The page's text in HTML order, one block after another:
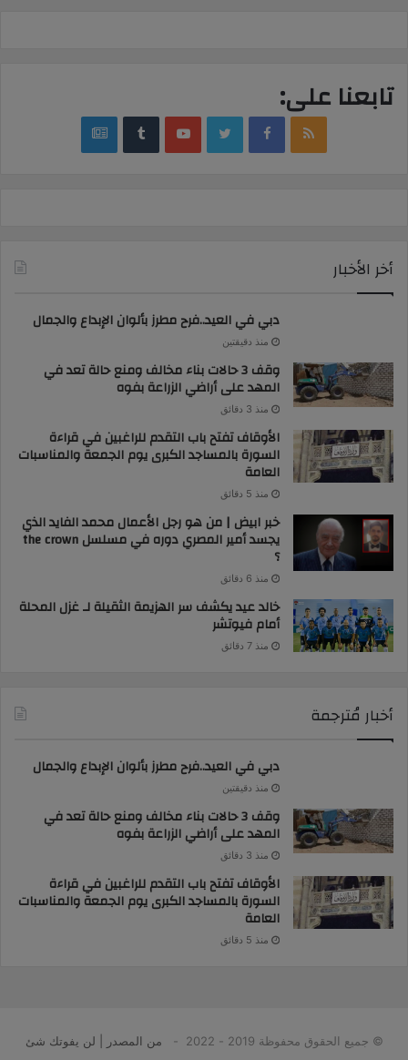
تابعنا على:
RSS
Facebook
Twitter
YouTube
‏Tumblr
google
أخر الأخبار
دبي في العيد..فرح مطرز بألوان الإبداع والجمال
منذ دقيقتين
وقف 3 حالات بناء مخالف ومنع حالة تعد في
المهد على أراضي الزراعة بفوه
منذ 3 دقائق
الأوقاف تفتح باب التقدم للراغبين في قراءة
السورة بالمساجد الكبرى يوم الجمعة والمناسبات
العامة
منذ 5 دقائق
خبر ابيض | من هو رجل الأعمال محمد الفايد الذي
يجسد أمير المصري دوره في مسلسل the crown
؟
منذ 6 دقائق
خالد عيد يكشف سر الهزيمة الثقيلة لـ غزل المحلة
أمام فيوتشر
منذ 7 دقائق
أخبار مُترجمة
دبي في العيد..فرح مطرز بألوان الإبداع والجمال
منذ دقيقتين
وقف 3 حالات بناء مخالف ومنع حالة تعد في
المهد على أراضي الزراعة بفوه
منذ 3 دقائق
الأوقاف تفتح باب التقدم للراغبين في قراءة
السورة بالمساجد الكبرى يوم الجمعة والمناسبات
العامة
منذ 5 دقائق
© جميع الحقوق محفوظة 2019 - 2022 - من المصدر | لن يفوتك شئ